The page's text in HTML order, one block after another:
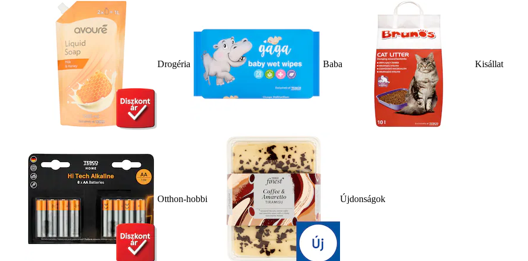
Drogéria Baba Kisállat
Otthon-hobbi Újdonságok